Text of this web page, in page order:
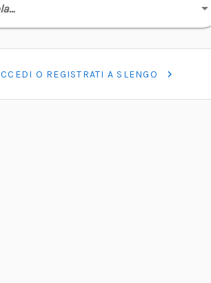
O REGISTRATI A SLENGO